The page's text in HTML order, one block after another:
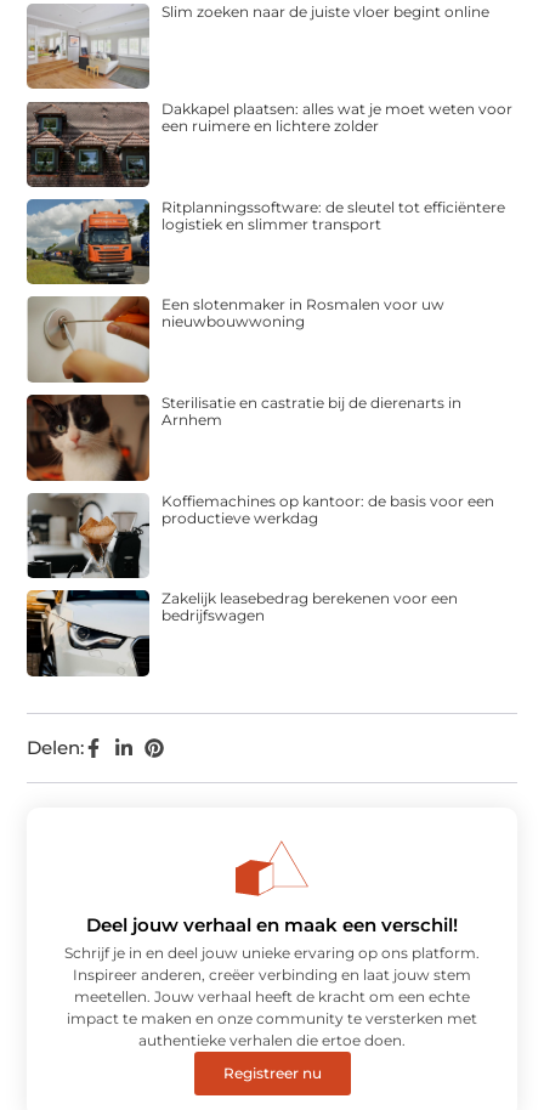
Delen:
Slim zoeken naar de juiste vloer begint online
Dakkapel plaatsen: alles wat je moet weten voor
een ruimere en lichtere zolder
Ritplanningssoftware: de sleutel tot efficiëntere
logistiek en slimmer transport
Een slotenmaker in Rosmalen voor uw
nieuwbouwwoning
Sterilisatie en castratie bij de dierenarts in
Arnhem
Koffiemachines op kantoor: de basis voor een
productieve werkdag
Zakelijk leasebedrag berekenen voor een
bedrijfswagen
Deel jouw verhaal en maak een verschil!
Schrijf je in en deel jouw unieke ervaring op ons platform.
Inspireer anderen, creëer verbinding en laat jouw stem
meetellen. Jouw verhaal heeft de kracht om een echte
impact te maken en onze community te versterken met
authentieke verhalen die ertoe doen.
Registreer nu